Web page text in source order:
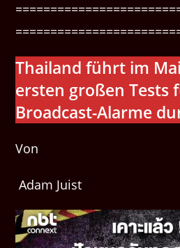
Thailand führt im
ersten großen Tests
Broadcast-Alarme
Von
Adam Juist